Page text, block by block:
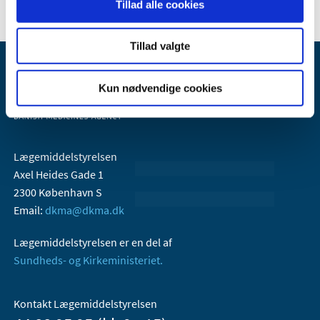
Tillad alle cookies
Tillad valgte
Kun nødvendige cookies
Lægemiddelstyrelsen
Axel Heides Gade 1
2300 København S
Email: dkma@dkma.dk
Lægemiddelstyrelsen er en del af
Sundheds- og Kirkeministeriet.
Kontakt Lægemiddelstyrelsen